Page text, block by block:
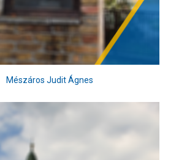
Mészáros Judit Ágnes